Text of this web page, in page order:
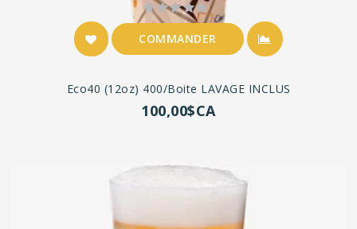
COMMANDER
Eco40 (12oz) 400/boite LAVAGE INCLUS
100,00$CA